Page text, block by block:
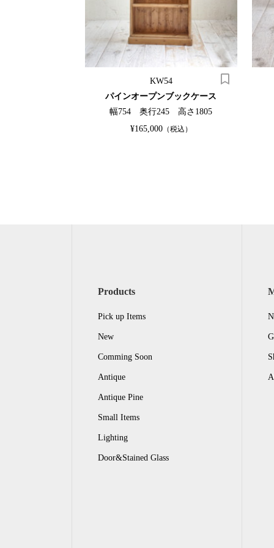
KW54
パインオープンブックケース
幅754 奥行245 高さ1805
¥165,000（税込）
Products
Pick up Items
New
Comming Soon
Antique
Antique Pine
Small Items
Lighting
Door&Stained Glass